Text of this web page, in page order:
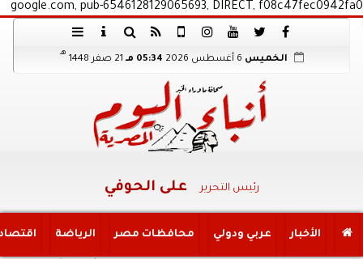
google.com, pub-6546128129065693, DIRECT, f08c47fec0942fa0
الخميس 05:34 مـ 21 صفر 1448
هـ
رئيس التحرير على الحوفي
الأخبار عربي ودولي محافظات مصر الرياضة